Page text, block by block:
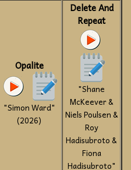
Opalite
"Simon Ward"
(2026)
Delete And
Repeat
"Shane
McKeever &
Niels Poulsen &
Roy
Hadisubroto &
Fiona
Hadisubroto"